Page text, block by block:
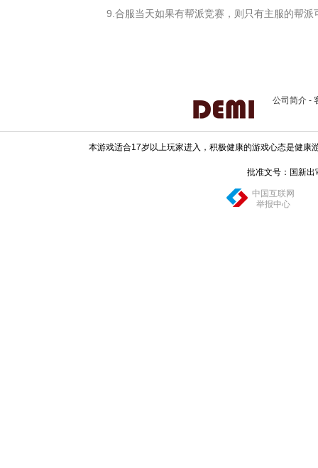
9.合服当天如果有帮派竞赛，则只有主服的帮派
公司简介 -
本游戏适合17岁以上玩家进入，积极健康的游戏心态是健
批准文号：国新
中国互联网
举报中心